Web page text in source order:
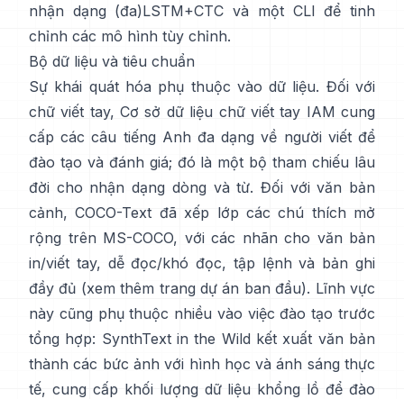
nhận dạng (đa)LSTM+CTC và một CLI để tinh
chỉnh các mô hình tùy chỉnh.
Bộ dữ liệu và tiêu chuẩn
Sự khái quát hóa phụ thuộc vào dữ liệu. Đối với
chữ viết tay, Cơ sở dữ liệu chữ viết tay IAM cung
cấp các câu tiếng Anh đa dạng về người viết để
đào tạo và đánh giá; đó là một bộ tham chiếu lâu
đời cho nhận dạng dòng và từ. Đối với văn bản
cảnh, COCO-Text đã xếp lớp các chú thích mở
rộng trên MS-COCO, với các nhãn cho văn bản
in/viết tay, dễ đọc/khó đọc, tập lệnh và bản ghi
đầy đủ (xem thêm trang dự án ban đầu). Lĩnh vực
này cũng phụ thuộc nhiều vào việc đào tạo trước
tổng hợp: SynthText in the Wild kết xuất văn bản
thành các bức ảnh với hình học và ánh sáng thực
tế, cung cấp khối lượng dữ liệu khổng lồ để đào